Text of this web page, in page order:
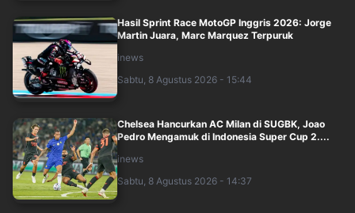
Hasil Sprint Race MotoGP Inggris 2026: Jorge
Martin Juara, Marc Marquez Terpuruk
inews
Sabtu, 8 Agustus 2026 - 15:44
Chelsea Hancurkan AC Milan di SUGBK, Joao
Pedro Mengamuk di Indonesia Super Cup 2....
inews
Sabtu, 8 Agustus 2026 - 14:37